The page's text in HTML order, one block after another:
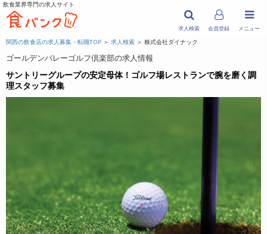
飲食業界専門の求人サイト
メニュー
求人検索 会員登録
関西の飲食店の求人募集・転職TOP ＞ 求人検索 ＞ 株式会社ダイナック
ゴールデンバレーゴルフ倶楽部の求人情報
サントリーグループの安定母体！ゴルフ場レストランで腕を磨く調
理スタッフ募集